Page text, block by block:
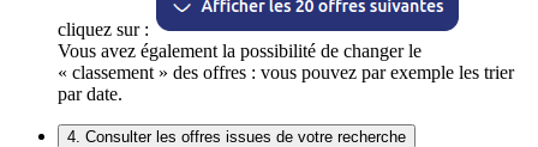
cliquez sur :
Vous avez également la possibilité de changer le
« classement » des offres : vous pouvez par exemple les trier
par date.
4. Consulter les offres issues de votre recherche